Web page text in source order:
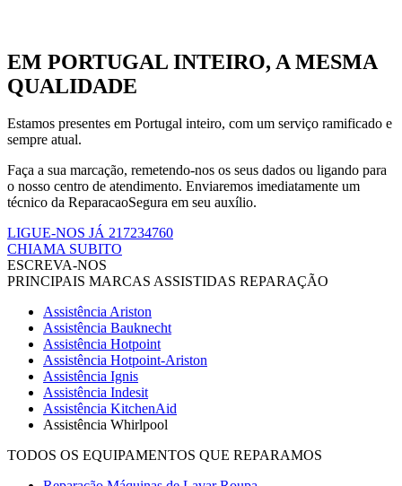
EM PORTUGAL INTEIRO, A MESMA
QUALIDADE
Estamos presentes em Portugal inteiro, com um serviço ramificado e
sempre atual.
Faça a sua marcação, remetendo-nos os seus dados ou ligando para
o nosso centro de atendimento. Enviaremos imediatamente um
técnico da ReparacaoSegura em seu auxílio.
LIGUE-NOS JÁ 217234760
CHIAMA SUBITO
ESCREVA-NOS
PRINCIPAIS MARCAS ASSISTIDAS REPARAÇÃO
Assistência Ariston
Assistência Bauknecht
Assistência Hotpoint
Assistência Hotpoint-Ariston
Assistência Ignis
Assistência Indesit
Assistência KitchenAid
Assistência Whirlpool
TODOS OS EQUIPAMENTOS QUE REPARAMOS